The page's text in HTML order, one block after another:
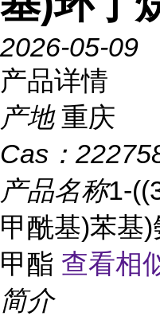
2026-05-09
产品详情
产地 重庆
Cas：
产品名称1-
甲酰基)苯基
甲酯 查看相
简介